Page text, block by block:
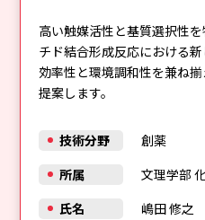
高い触媒活性と基質選択性
チド結合形成反応における新
効率性と環境調和性を兼ね
提案します。
技術分野
創薬
所属
文理学部
氏名
嶋田 修之